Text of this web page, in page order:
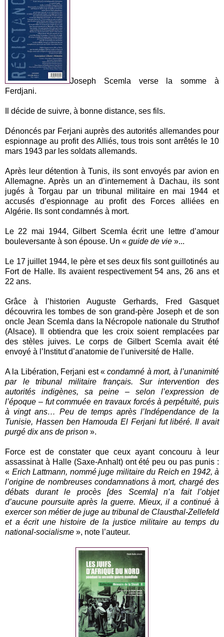
Joseph Scemla verse la somme à
Ferdjani.
Il décide de suivre, à bonne distance, ses fils.
Dénoncés par Ferjani auprès des autorités allemandes pour
espionnage au profit des Alliés, tous trois sont arrêtés le 10
mars 1943 par les soldats allemands.
Après leur détention à Tunis, ils sont envoyés par avion en
Allemagne. Après un an d’internement à Dachau, ils sont
jugés à Torgau par un tribunal militaire en mai 1944 et
accusés d’espionnage au profit des Forces alliées en
Algérie. Ils sont condamnés à mort.
Le 22 mai 1944, Gilbert Scemla écrit une lettre d’amour
bouleversante à son épouse. Un « guide de vie »...
Le 17 juillet 1944, le père et ses deux fils sont guillotinés au
Fort de Halle. Ils avaient respectivement 54 ans, 26 ans et
22 ans.
Grâce à l’historien Auguste Gerhards, Fred Gasquet
découvrira les tombes de son grand-père Joseph et de son
oncle Jean Scemla dans la Nécropole nationale du Struthof
(Alsace). Il obtiendra que les croix soient remplacées par
des stèles juives. Le corps de Gilbert Scemla avait été
envoyé à l’Institut d’anatomie de l’université de Halle.
A la Libération, Ferjani est «condamné à mort, à l’unanimité
par le tribunal militaire français. Sur intervention des
autorités indigènes, sa peine – selon l’expression de
l’époque – fut commuée en travaux forcés à perpétuité, puis
à vingt ans… Peu de temps après l’Indépendance de la
Tunisie, Hassen ben Hamouda El Ferjani fut libéré. Il avait
purgé dix ans de prison ».
Force est de constater que ceux ayant concouru à leur
assassinat à Halle (Saxe-Anhalt) ont été peu ou pas punis :
« Erich Lattmann, nommé juge militaire du Reich en 1942, à
l’origine de nombreuses condamnations à mort, chargé des
débats durant le procès [des Scemla] n’a fait l’objet
d’aucune poursuite après la guerre. Mieux, il a continué à
exercer son métier de juge au tribunal de Clausthal-Zellefeld
et a écrit une histoire de la justice militaire au temps du
national-socialisme », note l’auteur.